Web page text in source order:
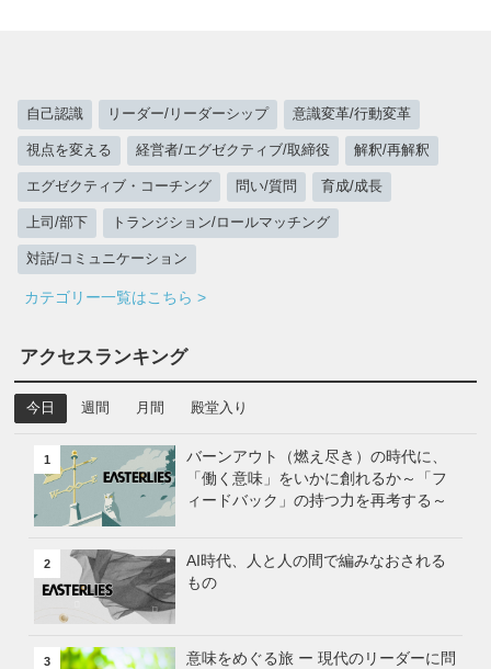
自己認識 リーダー/リーダーシップ 意識変革/行動変革
視点を変える 経営者/エグゼクティブ/取締役 解釈/再解釈
エグゼクティブ・コーチング 問い/質問 育成/成長
上司/部下 トランジション/ロールマッチング
対話/コミュニケーション
カテゴリー一覧はこちら >
アクセスランキング
今日 週間 月間 殿堂入り
1
バーンアウト（燃え尽き）の時代に、
「働く意味」をいかに創れるか～「フ
ィードバック」の持つ力を再考する～
2
AI時代、人と人の間で編みなおされる
もの
3
意味をめぐる旅 ー 現代のリーダーに問